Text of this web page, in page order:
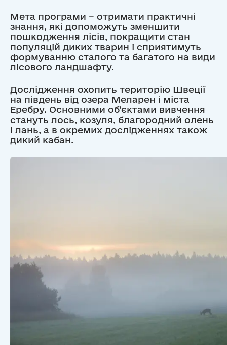
Мета програми – отримати практичні
знання, які допоможуть зменшити
пошкодження лісів, покращити стан
популяцій диких тварин і сприятимуть
формуванню сталого та багатого на види
лісового ландшафту.
Дослідження охопить територію Швеції
на південь від озера Меларен і міста
Еребру. Основними об’єктами вивчення
стануть лось, козуля, благородний олень
і лань, а в окремих дослідженнях також
дикий кабан.